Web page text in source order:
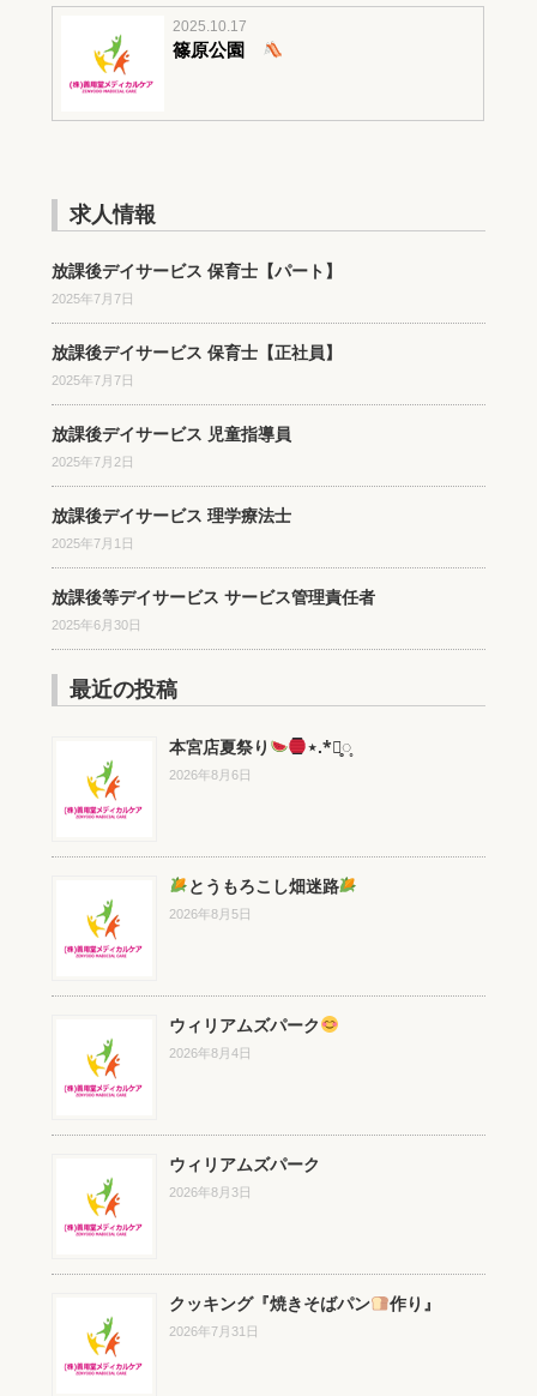
2025.10.17
篠原公園
求人情報
放課後デイサービス 保育士【パート】
2025年7月7日
放課後デイサービス 保育士【正社員】
2025年7月7日
放課後デイサービス 児童指導員
2025年7月2日
放課後デイサービス 理学療法士
2025年7月1日
放課後等デイサービス サービス管理責任者
2025年6月30日
最近の投稿
本宮店夏祭り ⋆.*⃝̥◌̥
2026年8月6日
とうもろこし畑迷路
2026年8月5日
ウィリアムズパーク
2026年8月4日
ウィリアムズパーク
2026年8月3日
クッキング『焼きそばパン 作り』
2026年7月31日